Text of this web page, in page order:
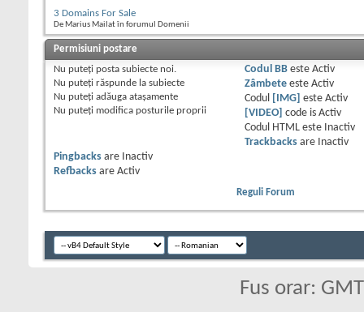
3 Domains For Sale
De Marius Mailat în forumul Domenii
Permisiuni postare
Nu puteţi posta subiecte noi.
Nu puteţi răspunde la subiecte
Nu puteţi adăuga ataşamente
Nu puteţi modifica posturile proprii
Codul BBeste Activ
Zâmbeteeste Activ
Codul
[IMG] este Activ
[VIDEO]
code is Activ
Codul HTML este
Inactiv
Trackbacksare
Inactiv
Pingbacks are
Inactiv
Refbacks are Activ
Reguli Forum
Fus orar: